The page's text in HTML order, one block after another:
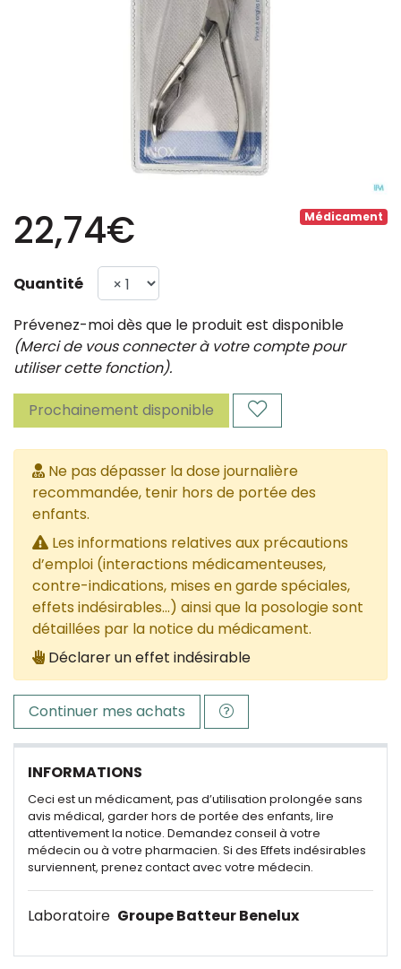
Médicament
22,74€
Quantité
Prévenez-moi dès que le produit est disponible
(Merci de vous connecter à votre compte pour
utiliser cette fonction).
Prochainement disponible
Ne pas dépasser la dose journalière
recommandée, tenir hors de portée des
enfants.
Les informations relatives aux précautions
d’emploi (interactions médicamenteuses,
contre-indications, mises en garde spéciales,
effets indésirables...) ainsi que la posologie sont
détaillées par la notice du médicament.
Déclarer un effet indésirable
Continuer mes achats
INFORMATIONS
Ceci est un médicament, pas d’utilisation prolongée sans
avis médical, garder hors de portée des enfants, lire
attentivement la notice. Demandez conseil à votre
médecin ou à votre pharmacien. Si des Effets indésirables
surviennent, prenez contact avec votre médecin.
Laboratoire Groupe Batteur Benelux